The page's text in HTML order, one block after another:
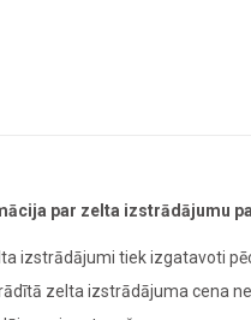
par zelta izstrādājumu
izstrādājumi tiek izgatavoti
zelta izstrādājuma cena